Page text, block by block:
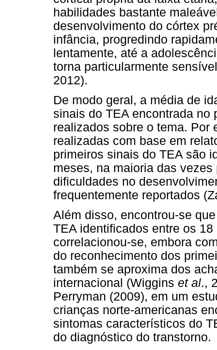
habilidades bastante
desenvolvimento do córtex
infância, progredindo
lentamente, até a
torna particularmente
2012).
De modo geral, a média de
sinais do TEA encontrada no
realizados sobre o tema. Por
realizadas com base em
primeiros sinais do TEA são
meses, na maioria das
dificuldades no
frequentemente reportados
Além disso, encontrou-se
TEA identificados entre os
correlacionou-se, embora
do reconhecimento dos
também se aproxima dos
internacional (Wiggins et al.,
Perryman (2009), em um
crianças norte-americanas
sintomas característicos do
do diagnóstico do transtorno.